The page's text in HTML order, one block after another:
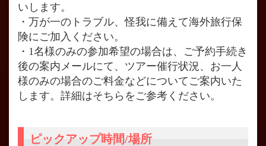
いします。
・万が一のトラブル、怪我に備えて海外旅行保
険にご加入ください。
・1名様のみの参加希望の場合は、ご予約手続き
後の案内メールにて、ツアー催行状況、お一人
様のみの場合のご料金などについてご案内いた
します。詳細はそちらをご参考ください。
ピックアップ時間/場所